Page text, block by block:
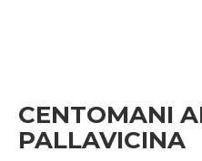
CENTOMANI
PALLAVICINA